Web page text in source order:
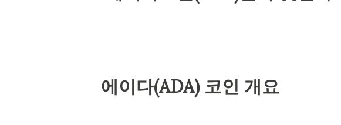
에이다(ADA) 코인 개요